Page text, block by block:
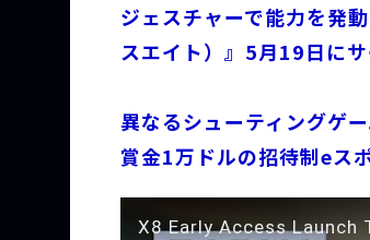
ジェスチャーで能力を発
スエイト）』5月19日に
異なるシューティングゲ
賞金1万ドルの招待制eス
X8 Early Access Launch